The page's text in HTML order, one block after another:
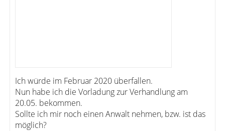
Ich würde im Februar 2020 überfallen.
Nun habe ich die Vorladung zur Verhandlung am
20.05. bekommen.
Sollte ich mir noch einen Anwalt nehmen, bzw. ist das
möglich?